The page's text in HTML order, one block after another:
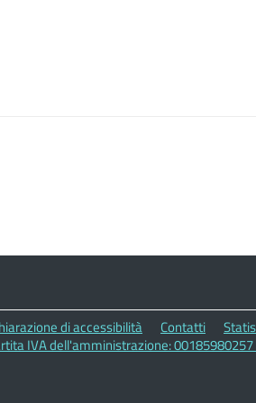
di accessibilità Contatti
IVA dell'amministrazione: